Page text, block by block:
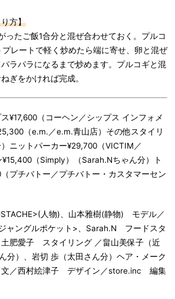
方】
ったご飯1合分と混ぜ合わせておく。プルコ
レートで軽く炒めたら端に寄せ、卵と混ぜ
ラパラになるまで炒めます。プルコギと混
ぎをかければ完成。
¥17,600（コーヘン／シップス インフォメ
（e.m.／e.m.青山店）その他スタイリ
ニットパーカー¥29,700（VICTIM／
（Simply）（Sarah.Nちゃん分）ト
プチバトー／プチバトー・カスタマーセン
人物)、山本雅樹(静物) モデル／
ャングルポケット>、Sarah.N フードスタ
土肥愛子 スタイリング ／畠山美保子（近
分）、岩切 歩（太田さん分）ヘア・メーク
／西村絵津子 デザイン／store.inc 編集